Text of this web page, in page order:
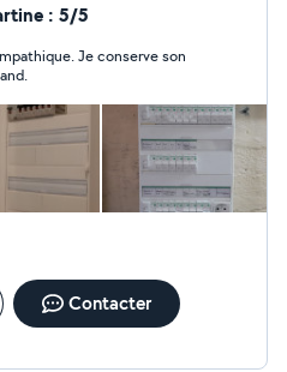
d'armoire .Si vous avez
problème je sais faire.En
entièrement et j'ai en
Je suis à l'écoute et
au téléphone dans la mesure
compliqué que ce que
de menus services de
une porte de four
: 5/5
Je conserve son
Contacter